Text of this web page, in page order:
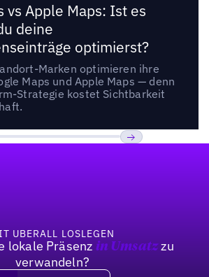
vs Apple Maps: Ist es
deine
optimierst?
Marken optimieren ihre
Maps und Apple Maps — denn
Strategie kostet Sichtbarkeit
UBERALL LOSLEGEN
lokale Präsenz in Umsatzzu
verwandeln?